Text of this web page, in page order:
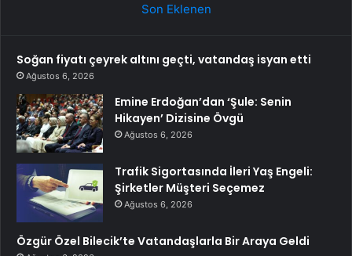
Son Eklenen
Soğan fiyatı çeyrek altını geçti, vatandaş isyan etti
Ağustos 6, 2026
Emine Erdoğan’dan ‘Şule: Senin
Hikayen’ Dizisine Övgü
Ağustos 6, 2026
Trafik Sigortasında İleri Yaş Engeli:
Şirketler Müşteri Seçemez
Ağustos 6, 2026
Özgür Özel Bilecik’te Vatandaşlarla Bir Araya Geldi